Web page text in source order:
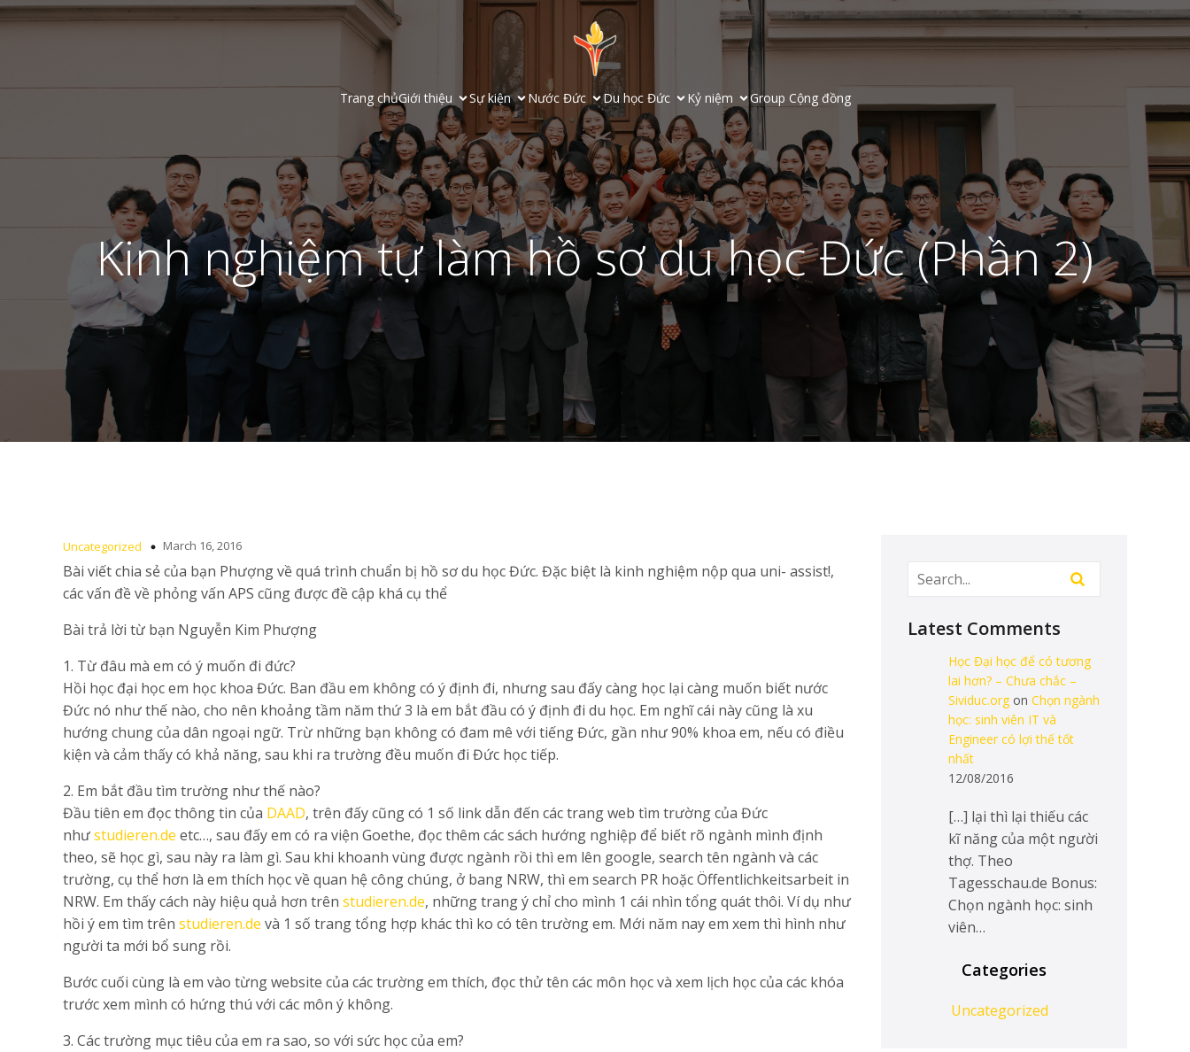
Trang chủGiới thiệu Sự kiện Nước Đức Du học Đức Kỷ niệm Group Cộng đồng
Kinh nghiệm tự làm hồ sơ du học Đức (Phần 2)
Uncategorized March 16, 2016
Bài viết chia sẻ của bạn Phượng về quá trình chuẩn bị hồ sơ du học Đức. Đặc biệt là kinh nghiệm nộp qua uni- assist!,
các vấn đề về phỏng vấn APS cũng được đề cập khá cụ thể
Bài trả lời từ bạn Nguyễn Kim Phượng
1. Từ đâu mà em có ý muốn đi đức?
Hồi học đại học em học khoa Đức. Ban đầu em không có ý định đi, nhưng sau đấy càng học lại càng muốn biết nước
Đức nó như thế nào, cho nên khoảng tầm năm thứ 3 là em bắt đầu có ý định đi du học. Em nghĩ cái này cũng là xu
hướng chung của dân ngoại ngữ. Trừ những bạn không có đam mê với tiếng Đức, gần như 90% khoa em, nếu có điều
kiện và cảm thấy có khả năng, sau khi ra trường đều muốn đi Đức học tiếp.
2. Em bắt đầu tìm trường như thế nào?
Đầu tiên em đọc thông tin của DAAD, trên đấy cũng có 1 số link dẫn đến các trang web tìm trường của Đức
nhưstudieren.de etc…, sau đấy em có ra viện Goethe, đọc thêm các sách hướng nghiệp để biết rõ ngành mình định
theo, sẽ học gì, sau này ra làm gì. Sau khi khoanh vùng được ngành rồi thì em lên google, search tên ngành và các
trường, cụ thể hơn là em thích học về quan hệ công chúng, ở bang NRW, thì em search PR hoặc Öffentlichkeitsarbeit in
NRW. Em thấy cách này hiệu quả hơn trên studieren.de, những trang ý chỉ cho mình 1 cái nhìn tổng quát thôi. Ví dụ như
hồi ý em tìm trên studieren.de và 1 số trang tổng hợp khác thì ko có tên trường em. Mới năm nay em xem thì hình như
người ta mới bổ sung rồi.
Bước cuối cùng là em vào từng website của các trường em thích, đọc thử tên các môn học và xem lịch học của các khóa
trước xem mình có hứng thú với các môn ý không.
3. Các trường mục tiêu của em ra sao, so với sức học của em?
Latest Comments
Học Đại học để có tương
lai hơn? – Chưa chắc –
Sividuc.orgon Chọn ngành
học: sinh viên IT và
Engineer có lợi thế tốt
nhất
12/08/2016
[…] lại thì lại thiếu các
kĩ năng của một người
thợ. Theo
Tagesschau.de Bonus:
Chọn ngành học: sinh
viên…
Categories
Uncategorized